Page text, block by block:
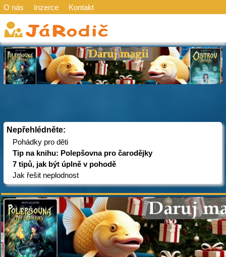
O nás Inzerce Kontakt
Nepřehlédněte:
Pohádky pro děti
Tip na knihu: Polepšovna pro čarodějky
7 tipů, jak být úplně v pohodě
Jak řešit neplodnost